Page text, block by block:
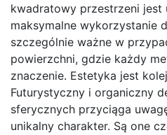
kwadratowy przestrzeni jest
maksymalne wykorzystanie
szczególnie ważne w
powierzchni, gdzie każdy
znaczenie. Estetyka jest
Futurystyczny i organiczny
sferycznych przyciąga
unikalny charakter. Są one